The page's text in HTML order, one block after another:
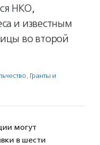
НКО,
и известным
во второй
, Гранты и
могут
в шести